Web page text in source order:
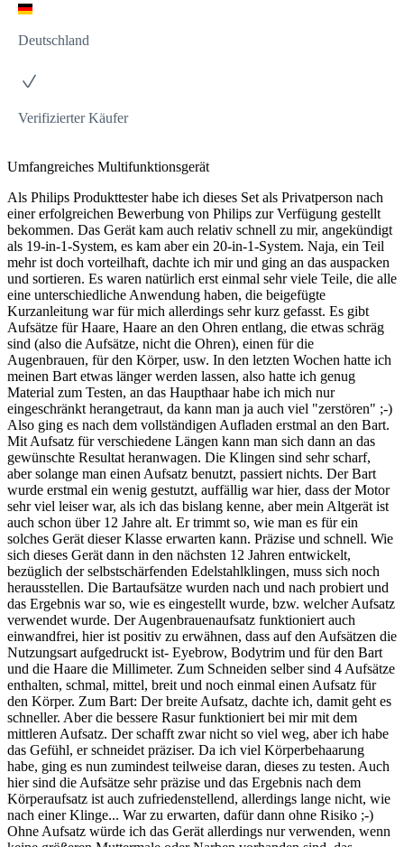
Deutschland
Verifizierter Käufer
Umfangreiches Multifunktionsgerät
Als Philips Produkttester habe ich dieses Set als Privatperson nach
einer erfolgreichen Bewerbung von Philips zur Verfügung gestellt
bekommen. Das Gerät kam auch relativ schnell zu mir, angekündigt
als 19-in-1-System, es kam aber ein 20-in-1-System. Naja, ein Teil
mehr ist doch vorteilhaft, dachte ich mir und ging an das auspacken
und sortieren. Es waren natürlich erst einmal sehr viele Teile, die alle
eine unterschiedliche Anwendung haben, die beigefügte
Kurzanleitung war für mich allerdings sehr kurz gefasst. Es gibt
Aufsätze für Haare, Haare an den Ohren entlang, die etwas schräg
sind (also die Aufsätze, nicht die Ohren), einen für die
Augenbrauen, für den Körper, usw. In den letzten Wochen hatte ich
meinen Bart etwas länger werden lassen, also hatte ich genug
Material zum Testen, an das Haupthaar habe ich mich nur
eingeschränkt herangetraut, da kann man ja auch viel "zerstören" ;-)
Also ging es nach dem vollständigen Aufladen erstmal an den Bart.
Mit Aufsatz für verschiedene Längen kann man sich dann an das
gewünschte Resultat heranwagen. Die Klingen sind sehr scharf,
aber solange man einen Aufsatz benutzt, passiert nichts. Der Bart
wurde erstmal ein wenig gestutzt, auffällig war hier, dass der Motor
sehr viel leiser war, als ich das bislang kenne, aber mein Altgerät ist
auch schon über 12 Jahre alt. Er trimmt so, wie man es für ein
solches Gerät dieser Klasse erwarten kann. Präzise und schnell. Wie
sich dieses Gerät dann in den nächsten 12 Jahren entwickelt,
bezüglich der selbstschärfenden Edelstahlklingen, muss sich noch
herausstellen. Die Bartaufsätze wurden nach und nach probiert und
das Ergebnis war so, wie es eingestellt wurde, bzw. welcher Aufsatz
verwendet wurde. Der Augenbrauenaufsatz funktioniert auch
einwandfrei, hier ist positiv zu erwähnen, dass auf den Aufsätzen die
Nutzungsart aufgedruckt ist- Eyebrow, Bodytrim und für den Bart
und die Haare die Millimeter. Zum Schneiden selber sind 4 Aufsätze
enthalten, schmal, mittel, breit und noch einmal einen Aufsatz für
den Körper. Zum Bart: Der breite Aufsatz, dachte ich, damit geht es
schneller. Aber die bessere Rasur funktioniert bei mir mit dem
mittleren Aufsatz. Der schafft zwar nicht so viel weg, aber ich habe
das Gefühl, er schneidet präziser. Da ich viel Körperbehaarung
habe, ging es nun zumindest teilweise daran, dieses zu testen. Auch
hier sind die Aufsätze sehr präzise und das Ergebnis nach dem
Körperaufsatz ist auch zufriedenstellend, allerdings lange nicht, wie
nach einer Klinge... War zu erwarten, dafür dann ohne Risiko ;-)
Ohne Aufsatz würde ich das Gerät allerdings nur verwenden, wenn